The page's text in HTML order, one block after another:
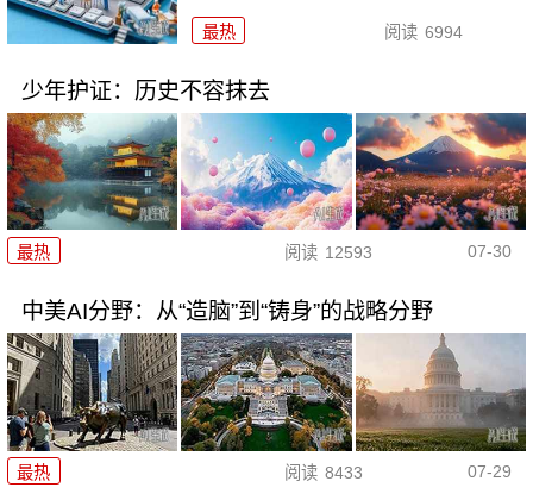
最热 阅读 6994
少年护证：历史不容抹去
最热 阅读 12593 07-30
中美AI分野：从“造脑”到“铸身”的战略分野
最热 阅读 8433 07-29